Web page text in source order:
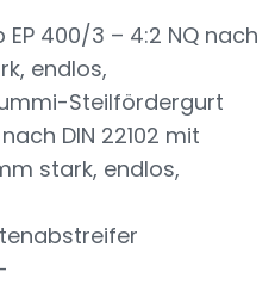
400/3 – 4:2 NQ nach
endlos,
Steilfördergurt
DIN 22102 mit
stark, endlos,